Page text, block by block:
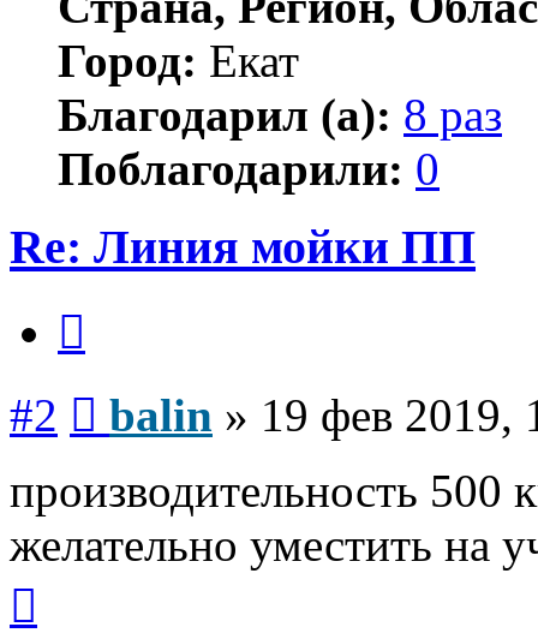
Город: Екат
Благодарил (а): 8 раз
Поблагодарили: 0
Re: Линия мойки ПП
#2 balin » 19 фев 2019,
производительность 500
желательно уместить на
началу